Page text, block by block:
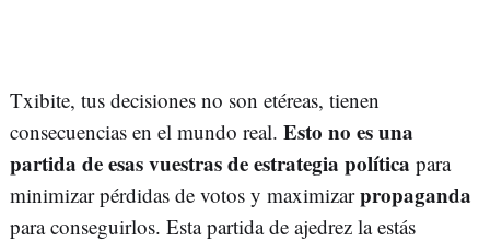
Txibite, tus decisiones no son etéreas, tienen
consecuencias en el mundo real. Esto no es una
partida de esas vuestras de estrategia política para
minimizar pérdidas de votos y maximizarpropaganda
para conseguirlos. Esta partida de ajedrez la estás